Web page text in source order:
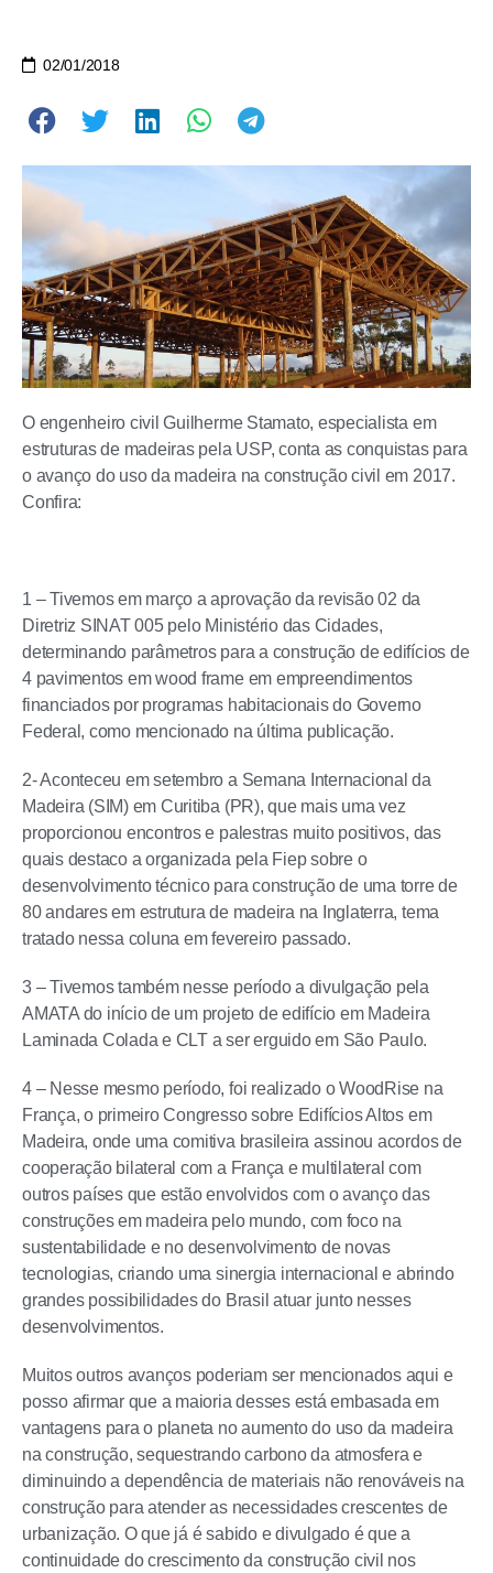
02/01/2018
O engenheiro civil Guilherme Stamato, especialista em
estruturas de madeiras pela USP, conta as conquistas para
o avanço do uso da madeira na construção civil em 2017.
Confira:
1 – Tivemos em março a aprovação da revisão 02 da
Diretriz SINAT 005 pelo Ministério das Cidades,
determinando parâmetros para a construção de edifícios de
4 pavimentos em wood frame em empreendimentos
financiados por programas habitacionais do Governo
Federal, como mencionado na última publicação.
2- Aconteceu em setembro a Semana Internacional da
Madeira (SIM) em Curitiba (PR), que mais uma vez
proporcionou encontros e palestras muito positivos, das
quais destaco a organizada pela Fiep sobre o
desenvolvimento técnico para construção de uma torre de
80 andares em estrutura de madeira na Inglaterra, tema
tratado nessa coluna em fevereiro passado.
3 – Tivemos também nesse período a divulgação pela
AMATA do início de um projeto de edifício em Madeira
Laminada Colada e CLT a ser erguido em São Paulo.
4 – Nesse mesmo período, foi realizado o WoodRise na
França, o primeiro Congresso sobre Edifícios Altos em
Madeira, onde uma comitiva brasileira assinou acordos de
cooperação bilateral com a França e multilateral com
outros países que estão envolvidos com o avanço das
construções em madeira pelo mundo, com foco na
sustentabilidade e no desenvolvimento de novas
tecnologias, criando uma sinergia internacional e abrindo
grandes possibilidades do Brasil atuar junto nesses
desenvolvimentos.
Muitos outros avanços poderiam ser mencionados aqui e
posso afirmar que a maioria desses está embasada em
vantagens para o planeta no aumento do uso da madeira
na construção, sequestrando carbono da atmosfera e
diminuindo a dependência de materiais não renováveis na
construção para atender as necessidades crescentes de
urbanização. O que já é sabido e divulgado é que a
continuidade do crescimento da construção civil nos